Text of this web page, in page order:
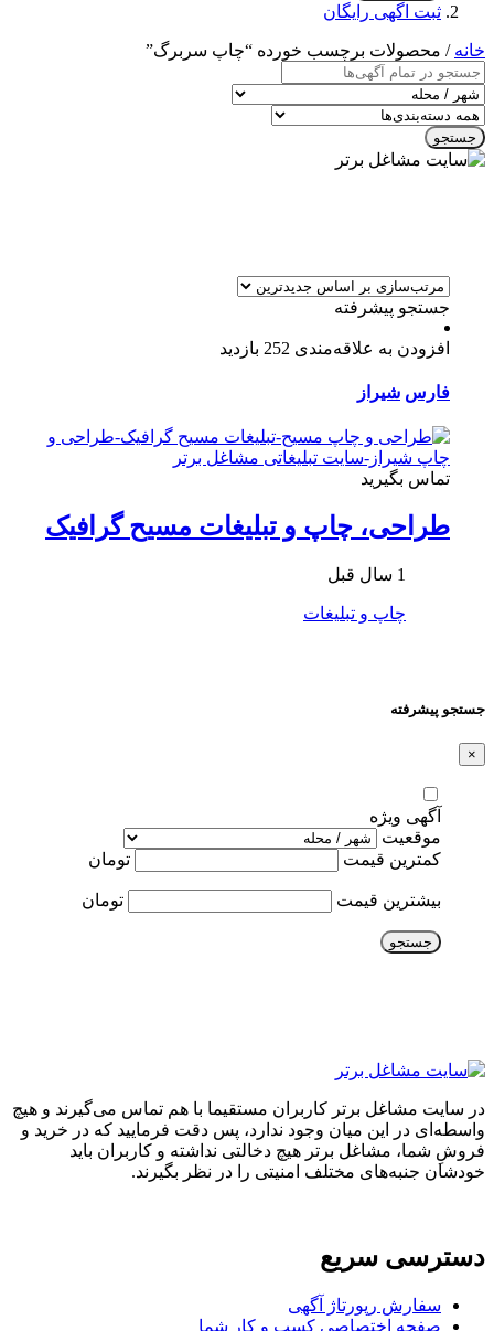
ثبت اگهی رایگان
خانه / محصولات برچسب خورده “چاپ سربرگ”
جستجو
جستجو پیشرفته
افزودن به علاقه‌مندی 252 بازدید
فارس شیراز
تماس بگیرید
طراحی، چاپ و تبلیغات مسیح گرافیک
1 سال قبل
چاپ و تبلیغات
جستجو پیشرفته
×
آگهی ویژه
موقعیت
کمترین قیمت
تومان
بیشترین قیمت تومان
جستجو
در سایت مشاغل برتر کاربران مستقیما با هم تماس می‌گیرند و هیچ
واسطه‌ای در این میان وجود ندارد، پس دقت فرمایید که در خرید و
فروشِ شما، مشاغل برتر هیچ دخالتی نداشته و کاربران باید
خودشان جنبه‌های مختلف امنیتی را در نظر بگیرند.
دسترسی سریع
سفارش رپورتاژ آگهی
صفحه اختصاصی کسب و کار شما